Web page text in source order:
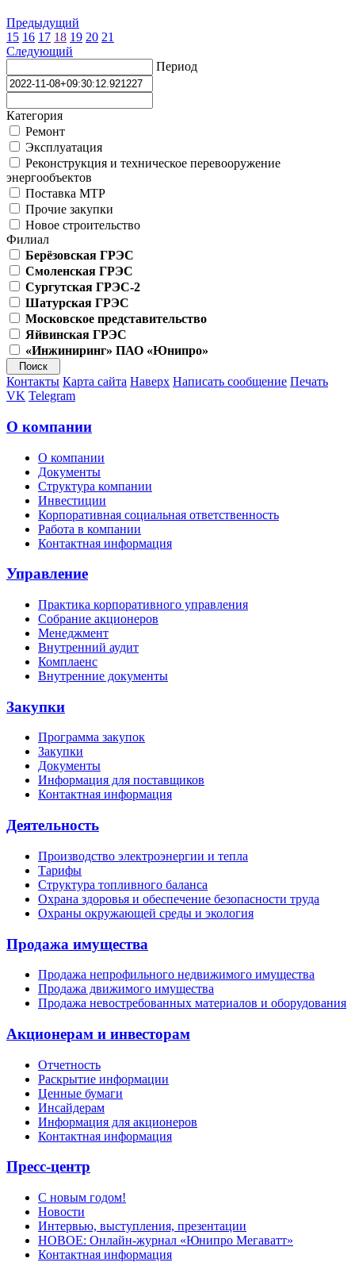
Предыдущий
15 16 17 18 19 20 21
Следующий
Период
Категория
Ремонт
Эксплуатация
Реконструкция и техническое перевооружение
энергообъектов
Поставка МТР
Прочие закупки
Новое строительство
Филиал
Берёзовская ГРЭС
Смоленская ГРЭС
Сургутская ГРЭС-2
Шатурская ГРЭС
Московское представительство
Яйвинская ГРЭС
«Инжиниринг» ПАО «Юнипро»
Контакты Карта сайта Наверх Написать сообщение Печать
VK Telegram
О компании
О компании
Документы
Структура компании
Инвестиции
Корпоративная социальная ответственность
Работа в компании
Контактная информация
Управление
Практика корпоративного управления
Собрание акционеров
Менеджмент
Внутренний аудит
Комплаенс
Внутренние документы
Закупки
Программа закупок
Закупки
Документы
Информация для поставщиков
Контактная информация
Деятельность
Производство электроэнергии и тепла
Тарифы
Структура топливного баланса
Охрана здоровья и обеспечение безопасности труда
Охраны окружающей среды и экология
Продажа имущества
Продажа непрофильного недвижимого имущества
Продажа движимого имущества
Продажа невостребованных материалов и оборудования
Акционерам и инвесторам
Отчетность
Раскрытие информации
Ценные бумаги
Инсайдерам
Информация для акционеров
Контактная информация
Пресс-центр
С новым годом!
Новости
Интервью, выступления, презентации
НОВОЕ: Онлайн-журнал «Юнипро Мегаватт»
Контактная информация